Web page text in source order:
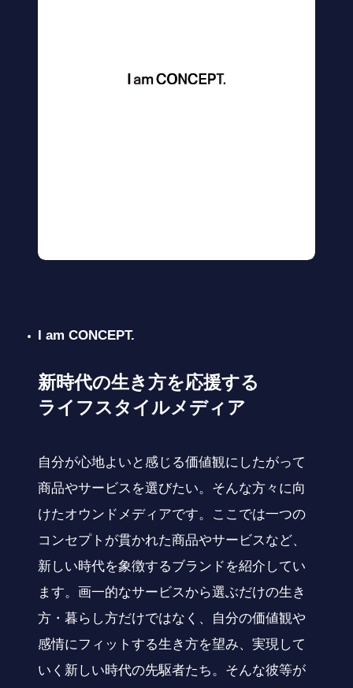
I am CONCEPT.
新時代の生き方を応援する
ライフスタイルメディア
自分が心地よいと感じる価値観にしたがって
商品やサービスを選びたい。そんな方々に向
けたオウンドメディアです。ここでは一つの
コンセプトが貫かれた商品やサービスなど、
新しい時代を象徴するブランドを紹介してい
ます。画一的なサービスから選ぶだけの生き
方・暮らし方だけではなく、自分の価値観や
感情にフィットする生き方を望み、実現して
いく新しい時代の先駆者たち。そんな彼等が